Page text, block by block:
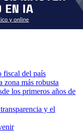
fiscal del país
zona más robusta
los primeros años de
y el